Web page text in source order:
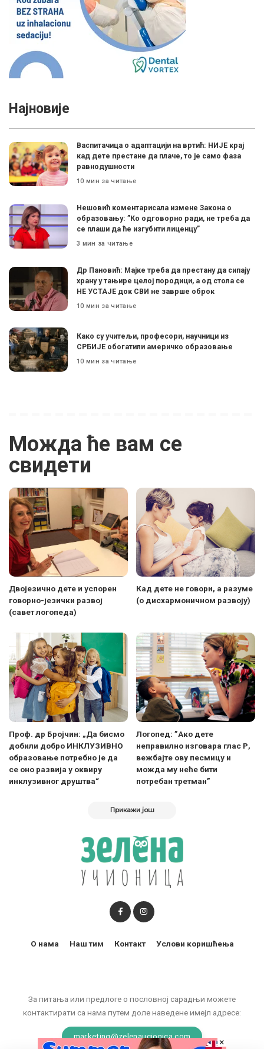
Најновије
Васпитачица о адаптацији на вртић: НИЈЕ крај
кад дете престане да плаче, то је само фаза
равнодушности
10 мин за читање
Нешовић коментарисала измене Закона о
образовању: ”Ко одговорно ради, не треба да
се плаши да ће изгубити лиценцу”
3 мин за читање
Др Пановић: Мајке треба да престану да сипају
храну у тањире целој породици, а од стола се
НЕ УСТАЈЕ док СВИ не заврше оброк
10 мин за читање
Како су учитељи, професори, научници из
СРБИЈЕ обогатили америчко образовање
10 мин за читање
Можда ће вам се
свидети
Двојезично дете и успорен
говорно-језички развој
(савет логопеда)
Кад дете не говори, а разуме
(о дисхармоничном развоју)
Проф. др Бројчин: „Да бисмо
добили добро ИНКЛУЗИВНО
образовање потребно је да
се оно развија у оквиру
инклузивног друштва“
Логопед: ”Ако дете
неправилно изговара глас Р,
вежбајте ову песмицу и
можда му неће бити
потребан третман”
Прикажи још
За питања или предлоге о пословној сарадњи можете
контактирати са нама путем доле наведене имејл адресе:
marketing@zelenaucionica.com
О нама Наш тим Контакт Услови коришћења
×